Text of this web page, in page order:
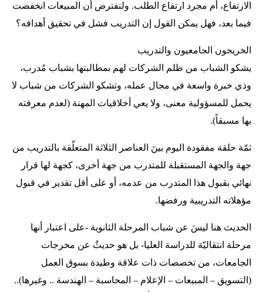
الارتفاع، أم مجرد ارتفاع الطلب. ولنفترض أن المبيعات انخفضت
فيما بعد، فهل يمكن القول إن التدريب فشل في تحقيق أهدافه؟
الخريجون الجامعيون والتدريب
يشكو الشباب من ظلم الشركات لهم بمطالبتها بشباب مُدرب،
وذي خبرة واسعة في مجال عمله، وتشكو الشركات من شباب لا
يحمل للمسؤولية معنى، ولا يعي أخلاقيات المهنة (لعدم معرفته
بها مسبقاً).
ثمّة حلقة مفقودة اليوم بينَ العناصر الثلاثة المتعلّقة بالتدريب من
جهة والجهة المستقبلة للمتدرب من جهة أخرى، كجهة لها قرار
نهائي بقبول هذا المتدرب من عدمه، أو على أقل تقدير في قبول
مؤهلاته التدريبية ورفضها.
الحديث هنا ليسَ عن شباب المرحلة الثانوية -على اعتبار أنها
مرحلة انتقاليّة للدراسة العليا- بل هو حديثٌ عن مخرجات
الجامعات، من تخصصات ذات علاقة وطيدة بسوق العمل
(التسويق – المبيعات – الإعلام – المحاسبة – الهندسة .. وغيرها)..